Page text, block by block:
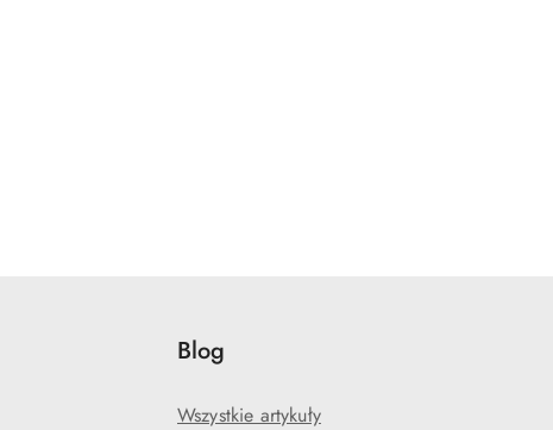
Blog
Wszystkie artykuły